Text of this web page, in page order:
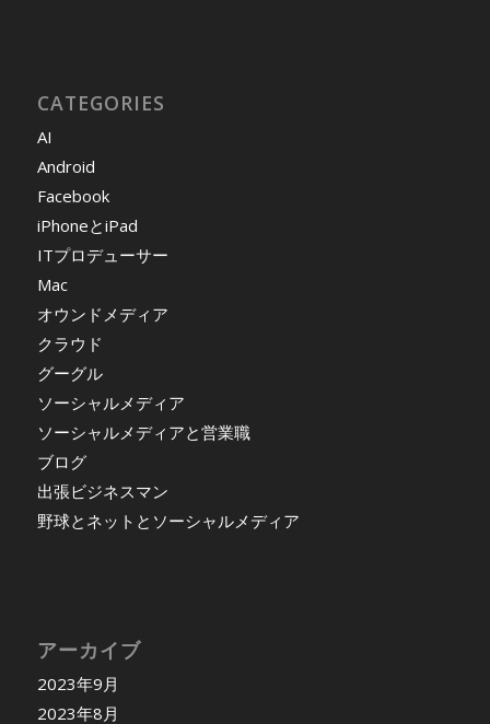
CATEGORIES
AI
Android
Facebook
iPhoneとiPad
ITプロデューサー
Mac
オウンドメディア
クラウド
グーグル
ソーシャルメディア
ソーシャルメディアと営業職
ブログ
出張ビジネスマン
野球とネットとソーシャルメディア
アーカイブ
2023年9月
2023年8月